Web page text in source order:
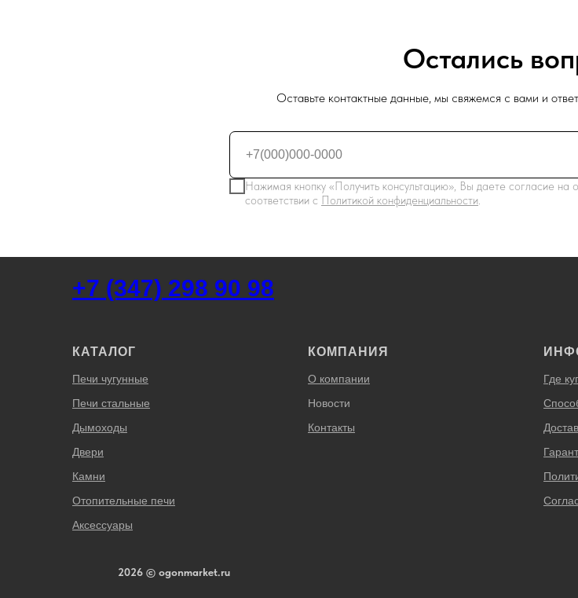
Остались
Оставьте контактные данные, мы свяжемся с вами и
Нажимая кнопку «Получить консультацию», Вы даете согласие на
соответствии с Политикой конфиденциальности.
+7 (347) 298 90 98
КАТАЛОГ
Печи чугунные
Печи стальные
Дымоходы
Двери
Камни
Отопительные печи
Аксессуары
КОМПАНИЯ
О компании
Новости
Контакты
Где
2026 © ogonmarket.ru